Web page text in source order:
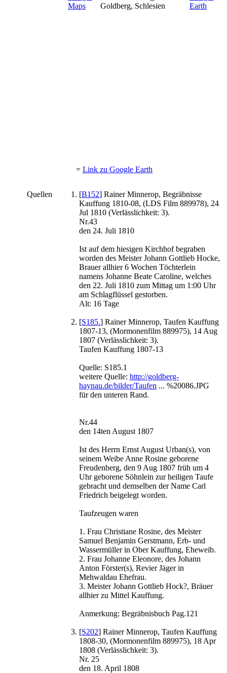
Goldberg, Schlesien
= Link zu Google Earth
Quellen [B152] Rainer Minnerop, Begräbnisse
Kauffung 1810-08, (LDS Film 889978), 24
Jul 1810 (Verlässlichkeit: 3).
Nr.43
den 24. Juli 1810
Ist auf dem hiesigen Kirchhof begraben
worden des Meister Johann Gottlieb Hocke,
Brauer allhier 6 Wochen Töchterlein
namens Johanne Beate Caroline, welches
den 22. Juli 1810 zum Mittag um 1:00 Uhr
am Schlagflüssel gestorben.
Alt: 16 Tage
[S185.] Rainer Minnerop, Taufen Kauffung
1807-13, (Mormonenfilm 889975), 14 Aug
1807 (Verlässlichkeit: 3).
Taufen Kauffung 1807-13
Quelle: S185.1
weitere Quelle: http://goldberg-
haynau.de/bilder/Taufen ... %20086.JPG
für den unteren Rand.
Nr.44
den 14ten August 1807
Ist des Herrn Ernst August Urban(s), von
seinem Weibe Anne Rosine geborene
Freudenberg, den 9 Aug 1807 früh um 4
Uhr geborene Söhnlein zur heiligen Taufe
gebracht und demselben der Name Carl
Friedrich beigelegt worden.
Taufzeugen waren
1. Frau Christiane Rosine, des Meister
Samuel Benjamin Gerstmann, Erb- und
Wassermüller in Ober Kauffung, Eheweib.
2. Frau Johanne Eleonore, des Johann
Anton Förster(s), Revier Jäger in
Mehwaldau Ehefrau.
3. Meister Johann Gottlieb Hock?, Bräuer
allhier zu Mittel Kauffung.
Anmerkung: Begräbnisbuch Pag.121
[S202] Rainer Minnerop, Taufen Kauffung
1808-30, (Mormonenfilm 889975), 18 Apr
1808 (Verlässlichkeit: 3).
Nr. 25
den 18. April 1808